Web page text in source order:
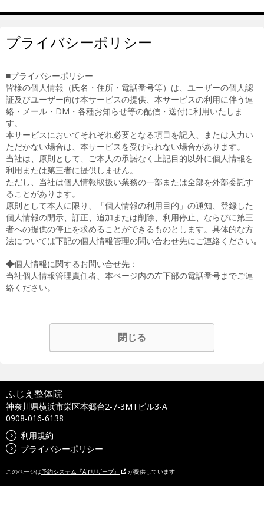
プライバシーポリシー
■プライバシーポリシー
皆様の個人情報（氏名・住所・電話番号等）は、ユーザーの個人認
証及びユーザー向け本サービスの提供、本サービスの利用に伴う連
絡・メール・DM・各種お知らせ等の配信・送付に利用いたしま
す。
本サービスにおいてそれぞれ必要となる項目を記入、または入力い
ただかない場合は、本サービスを受けられない場合があります。
当社は、原則として、ご本人の承諾なく上記目的以外に個人情報を
利用または第三者に提供しません。
ただし、当社は個人情報取扱い業務の一部または全部を外部委託す
ることがあります。
原則として本人に限り、「個人情報の利用目的」の通知、登録した
個人情報の開示、訂正、追加または削除、利用停止、ならびに第三
者への提供の停止を求めることができるものとします。具体的な方
法については下記の個人情報管理の問い合わせ先にご連絡ください｡
◆個人情報に関するお問い合せ先：
当社個人情報管理責任者、本ページ内の左下部の電話番号までご連
絡ください。
閉じる
ふじえ整体院
神奈川県横浜市栄区本郷台2-7-3MTビル3-A
0908-016-6138
利用規約
プライバシーポリシー
このページは予約システム『Airリザーブ』 が提供しています